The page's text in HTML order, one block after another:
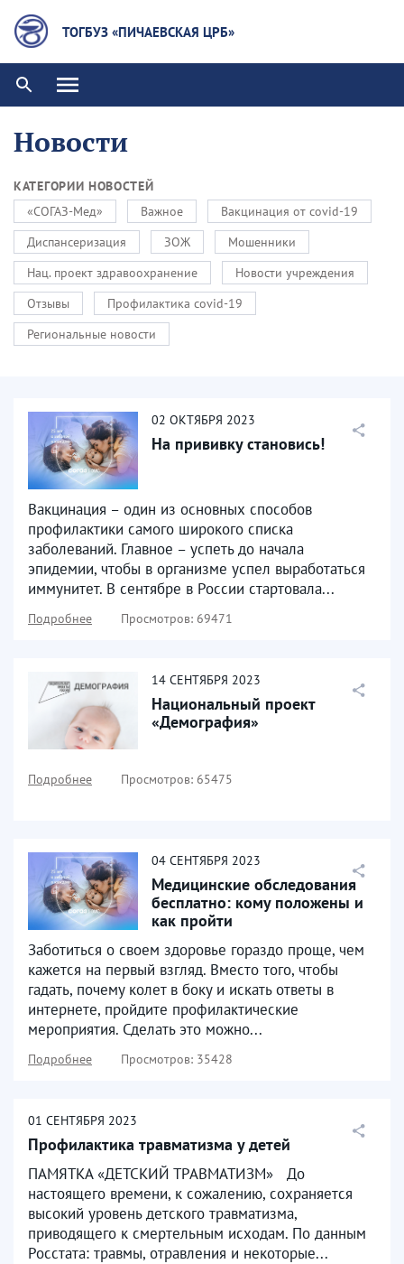
ТОГБУЗ «ПИЧАЕВСКАЯ ЦРБ»
Новости
КАТЕГОРИИ НОВОСТЕЙ
«СОГАЗ-Мед»
Важное
Вакцинация от covid-19
Диспансеризация
ЗОЖ
Мошенники
Нац. проект здравоохранение
Новости учреждения
Отзывы
Профилактика covid-19
Региональные новости
02 ОКТЯБРЯ 2023
На прививку становись!
Вакцинация – один из основных способов
профилактики самого широкого списка
заболеваний. Главное – успеть до начала
эпидемии, чтобы в организме успел выработаться
иммунитет. В сентябре в России стартовала...
Подробнее Просмотров: 69471
14 СЕНТЯБРЯ 2023
Национальный проект
«Демография»
Подробнее Просмотров: 65475
04 СЕНТЯБРЯ 2023
Медицинские обследования
бесплатно: кому положены и
как пройти
Заботиться о своем здоровье гораздо проще, чем
кажется на первый взгляд. Вместо того, чтобы
гадать, почему колет в боку и искать ответы в
интернете, пройдите профилактические
мероприятия. Сделать это можно...
Подробнее Просмотров: 35428
01 СЕНТЯБРЯ 2023
Профилактика травматизма у детей
ПАМЯТКА «ДЕТСКИЙ ТРАВМАТИЗМ» До
настоящего времени, к сожалению, сохраняется
высокий уровень детского травматизма,
приводящего к смертельным исходам. По данным
Росстата: травмы, отравления и некоторые...